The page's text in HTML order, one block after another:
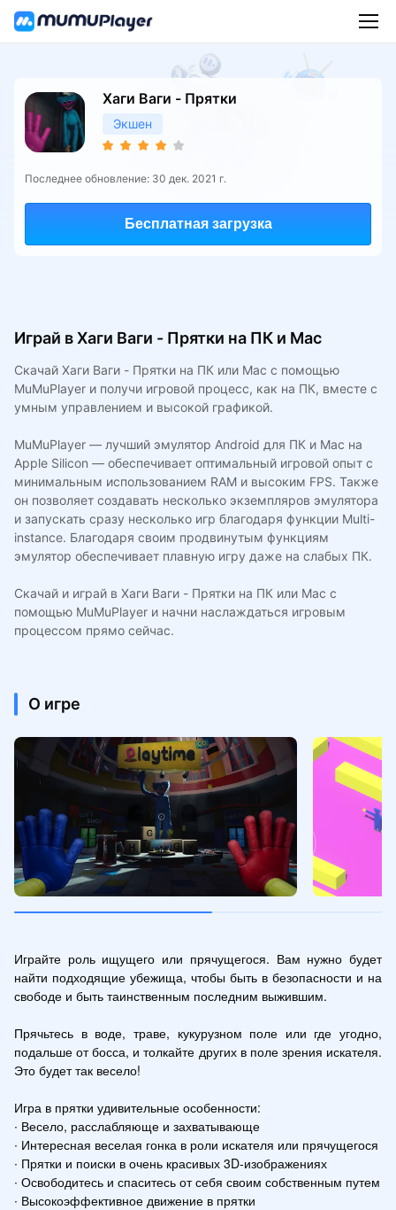
Хаги Ваги - Прятки
Экшен
Последнее обновление: 30 дек. 2021 г.
Бесплатная загрузка
Играй в Хаги Ваги - Прятки на ПК и Mac
Скачай Хаги Ваги - Прятки на ПК или Mac с помощью
MuMuPlayer и получи игровой процесс, как на ПК, вместе с
умным управлением и высокой графикой.
MuMuPlayer — лучший эмулятор Android для ПК и Mac на
Apple Silicon — обеспечивает оптимальный игровой опыт с
минимальным использованием RAM и высоким FPS. Также
он позволяет создавать несколько экземпляров эмулятора
и запускать сразу несколько игр благодаря функции Multi-
instance. Благодаря своим продвинутым функциям
эмулятор обеспечивает плавную игру даже на слабых ПК.
Скачай и играй в Хаги Ваги - Прятки на ПК или Mac с
помощью MuMuPlayer и начни наслаждаться игровым
процессом прямо сейчас.
О игре
Играйте роль ищущего или прячущегося. Вам нужно будет
найти подходящие убежища, чтобы быть в безопасности и на
свободе и быть таинственным последним выжившим.
Прячьтесь в воде, траве, кукурузном поле или где угодно,
подальше от босса, и толкайте других в поле зрения искателя.
Это будет так весело!
Игра в прятки удивительные особенности:
∙ Весело, расслабляюще и захватывающе
∙ Интересная веселая гонка в роли искателя или прячущегося
∙ Прятки и поиски в очень красивых 3D-изображениях
∙ Освободитесь и спаситесь от себя своим собственным путем
∙ Высокоэффективное движение в прятки